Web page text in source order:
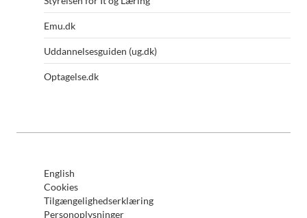
Emu.dk
Uddannelsesguiden (ug.dk)
Optagelse.dk
English
Cookies
Tilgængelighedserklæring
Personoplysninger